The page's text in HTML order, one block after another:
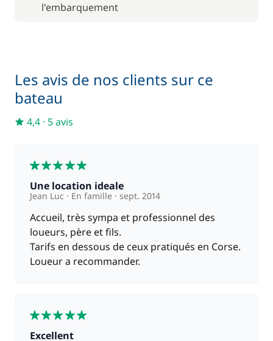
l'embarquement
Les avis de nos clients sur ce
bateau
4,4 · 5 avis
Une location ideale
Jean Luc En famille sept. 2014
Accueil, très sympa et professionnel des
loueurs, père et fils.
Tarifs en dessous de ceux pratiqués en Corse.
Loueur a recommander.
Excellent